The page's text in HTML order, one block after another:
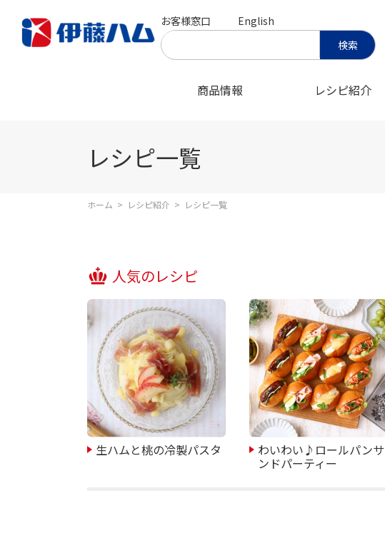
お客様窓口
English
商品情報 レシピ紹介
レシピ一覧
ホーム > レシピ紹介 > レシピ一覧
人気のレシピ
生ハムと桃の冷製パスタ わいわい♪ロールパンサ
ンドパーティー